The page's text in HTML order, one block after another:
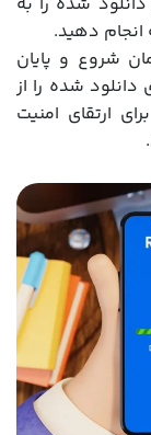
دهید.
شروع و پایان
شده را از
ارتقای امنیت